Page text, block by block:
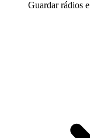
Guardar rádios